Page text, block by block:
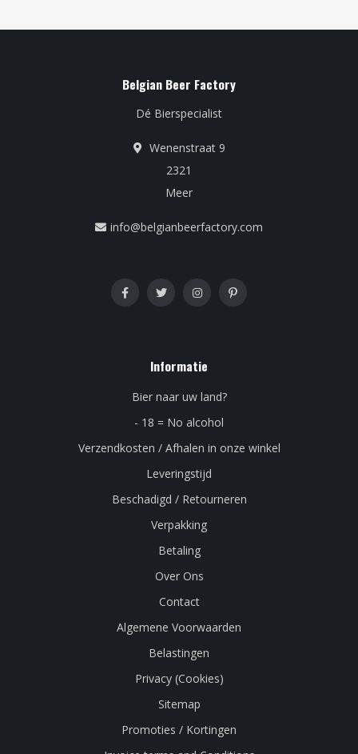
Belgian Beer Factory
Dé Bierspecialist
Wenenstraat 9
2321
Meer
info@belgianbeerfactory.com
Informatie
Bier naar uw land?
- 18 = No alcohol
Verzendkosten / Afhalen in onze winkel
Leveringstijd
Beschadigd / Retourneren
Verpakking
Betaling
Over Ons
Contact
Algemene Voorwaarden
Belastingen
Privacy (Cookies)
Sitemap
Promoties / Kortingen